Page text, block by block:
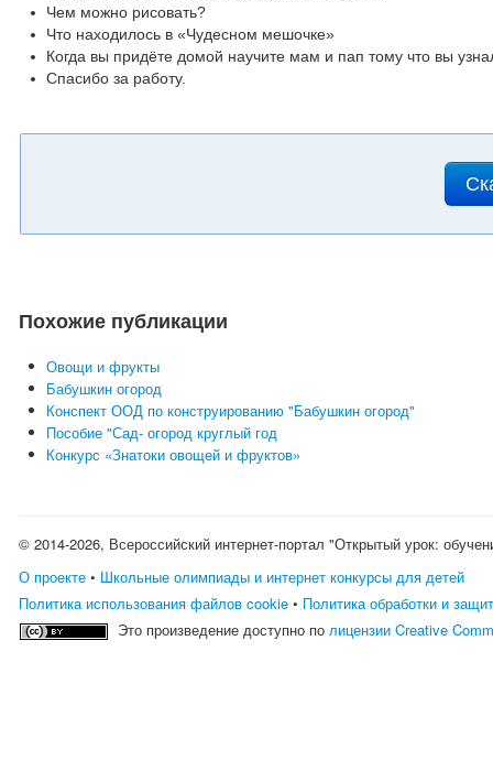
Чем можно рисовать?
Что находилось в «Чудесном мешочке»
Когда вы придёте домой научите мам и пап тому что вы
Спасибо за работу.
Похожие публикации
Овощи и фрукты
Бабушкин огород
Конспект ООД по конструированию "Бабушкин огород"
Пособие "Сад- огород круглый год
Конкурс «Знатоки овощей и фруктов»
© 2014-2026, Всероссийский интернет-портал "Открытый урок:
О проекте • Школьные олимпиады и интернет конкурсы для детей
Политика использования файлов cookie • Политика обработки и
Это произведение доступно полицензии Creative